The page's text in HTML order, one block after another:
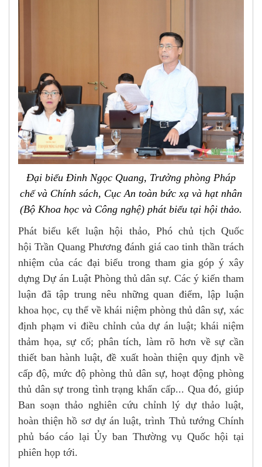
Đại biểu Đinh Ngọc Quang, Trưởng phòng Pháp
chế và Chính sách, Cục An toàn bức xạ và hạt nhân
(Bộ Khoa học và Công nghệ) phát biểu tại hội thảo.
Phát biểu kết luận hội thảo, Phó chủ tịch Quốc
hội Trần Quang Phương đánh giá cao tinh thần trách
nhiệm của các đại biểu trong tham gia góp ý xây
dựng Dự án Luật Phòng thủ dân sự. Các ý kiến tham
luận đã tập trung nêu những quan điểm, lập luận
khoa học, cụ thể về khái niệm phòng thủ dân sự, xác
định phạm vi điều chỉnh của dự án luật; khái niệm
thảm họa, sự cố; phân tích, làm rõ hơn về sự cần
thiết ban hành luật, đề xuất hoàn thiện quy định về
cấp độ, mức độ phòng thủ dân sự, hoạt động phòng
thủ dân sự trong tình trạng khẩn cấp... Qua đó, giúp
Ban soạn thảo nghiên cứu chỉnh lý dự thảo luật,
hoàn thiện hồ sơ dự án luật, trình Thủ tướng Chính
phủ báo cáo lại Ủy ban Thường vụ Quốc hội tại
phiên họp tới.